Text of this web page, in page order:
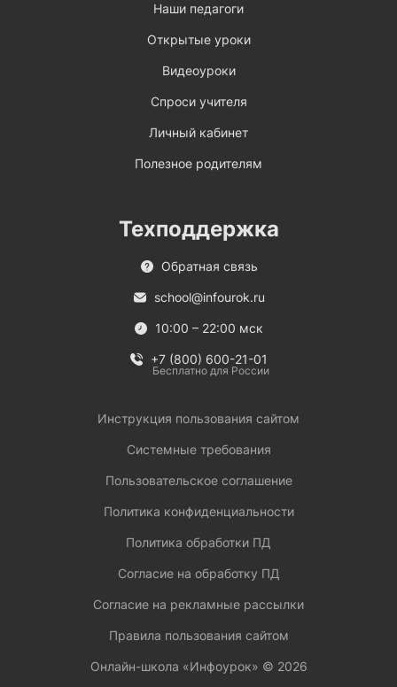
Наши педагоги
Открытые уроки
Видеоуроки
Спроси учителя
Личный кабинет
Полезное родителям
Техподдержка
Обратная связь
school@infourok.ru
10:00 – 22:00 мск
+7 (800) 600-21-01
Бесплатно для России
Инструкция пользования сайтом
Системные требования
Пользовательское соглашение
Политика конфиденциальности
Политика обработки ПД
Согласие на обработку ПД
Согласие на рекламные рассылки
Правила пользования сайтом
Онлайн-школа «Инфоурок» © 2026